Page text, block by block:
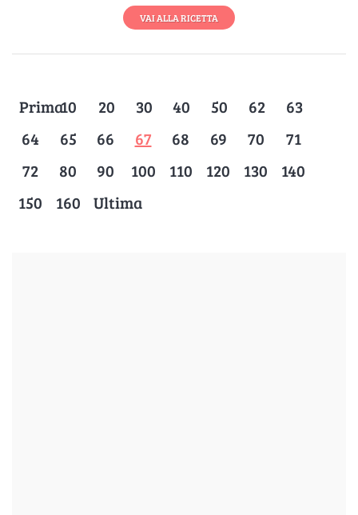
VAI ALLA RICETTA
Prima10 20 30 40 50 62
63
64
65 66 67 68 69 70
71
72
80 90 100 110 120 130
140
150
160 Ultima